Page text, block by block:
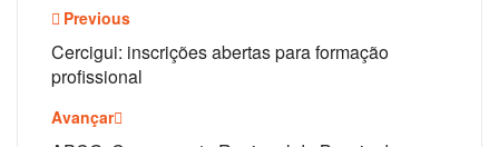
Navegação
de
artigos
Previous
Cercigui: inscrições abertas para formação
profissional
Avançar